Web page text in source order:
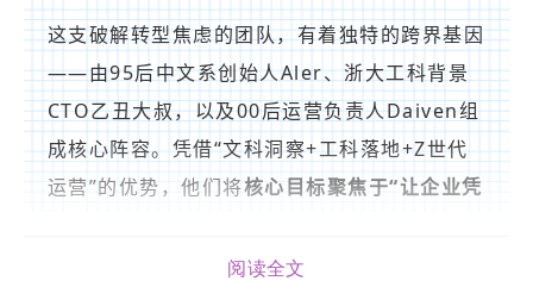
这支破解转型焦虑的团队，有着独特的跨界基因
——由95后中文系创始人Aler、浙大工科背景
CTO乙丑大叔，以及00后运营负责人Daiven组
成核心阵容。凭借“文科洞察+工科落地+Z世代
运营”的优势，他们将核心目标聚焦于“让企业凭
中小企业数字化的启动门槛。
阅读全文